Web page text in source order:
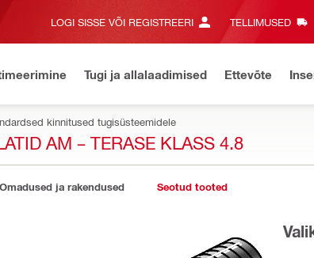
LOGI SISSE VÕI REGISTREERI TELLIMUSED
Tugi ja allalaadimised Ettevõte
kinnitused tugisüsteemidele
AM – TERASE KLASS 4.8
Omadused ja rakendused Seotud tooted